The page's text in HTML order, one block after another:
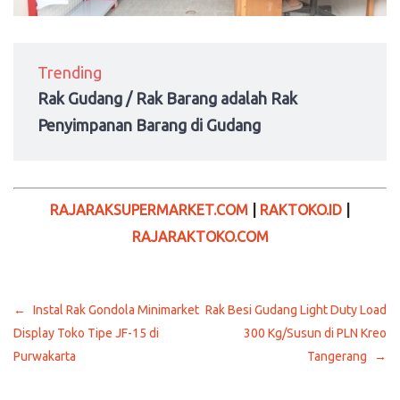
Trending
Rak Gudang / Rak Barang adalah Rak
Penyimpanan Barang di Gudang
RAJARAKSUPERMARKET.COM RAKTOKO.ID
RAJARAKTOKO.COM
Navigasi
pos
Instal Rak Gondola Minimarket
Display Toko Tipe JF-15 di
Purwakarta
Rak Besi Gudang Light Duty Load
300 Kg/Susun di PLN Kreo
Tangerang